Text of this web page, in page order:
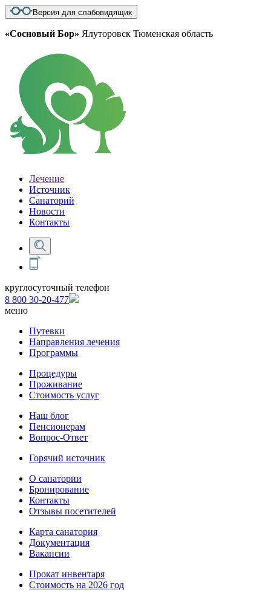
Версия для слабовидящих
«Сосновый Бор» Ялуторовск Тюменская область
Лечение
Источник
Санаторий
Новости
Контакты
круглосуточный телефон
8 800 30-20-477
меню
Путевки
Направления лечения
Программы
Процедуры
Проживание
Стоимость услуг
Наш блог
Пенсионерам
Вопрос-Ответ
Горячий источник
О санатории
Бронирование
Контакты
Отзывы посетителей
Карта санатория
Документация
Вакансии
Прокат инвентаря
Стоимость на 2026 год